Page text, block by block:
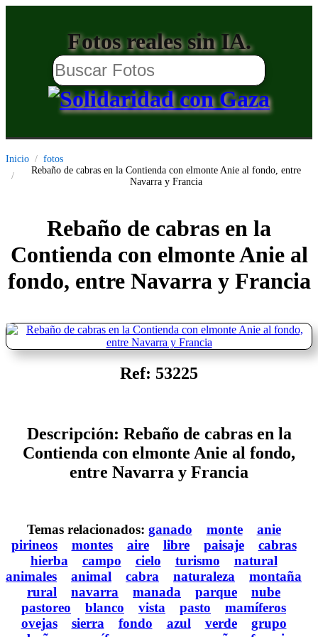
Fotos reales sin IA.
Inicio
fotos
Rebaño de cabras en la Contienda con elmonte Anie al fondo, entre
Navarra y Francia
Rebaño de cabras en la
Contienda con elmonte Anie al
fondo, entre Navarra y Francia
Ref: 53225
Descripción: Rebaño de cabras en la
Contienda con elmonte Anie al fondo,
entre Navarra y Francia
Temas relacionados: ganado monte
anie
pirineos
montes aire libre paisaje
cabras
hierba
campo cielo turismo
natural
animales
animal cabra naturaleza
montaña
rural
navarra manada parque
nube
pastoreo
blanco vista pasto
mamíferos
ovejas
sierra fondo azul verde
grupo